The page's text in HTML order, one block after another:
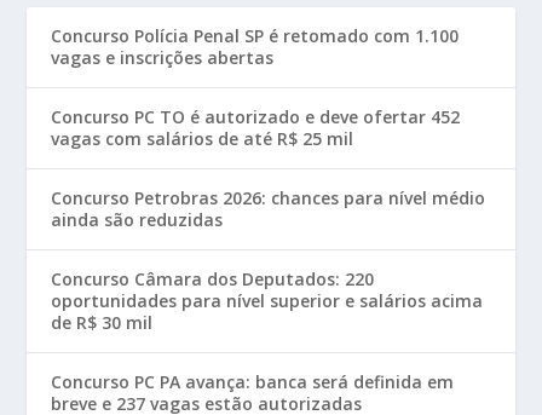
Concurso Polícia Penal SP é retomado com 1.100
vagas e inscrições abertas
Concurso PC TO é autorizado e deve ofertar 452
vagas com salários de até R$ 25 mil
Concurso Petrobras 2026: chances para nível médio
ainda são reduzidas
Concurso Câmara dos Deputados: 220
oportunidades para nível superior e salários acima
de R$ 30 mil
Concurso PC PA avança: banca será definida em
breve e 237 vagas estão autorizadas